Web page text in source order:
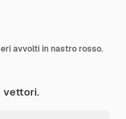
avvolti in nastro rosso.
vettori.